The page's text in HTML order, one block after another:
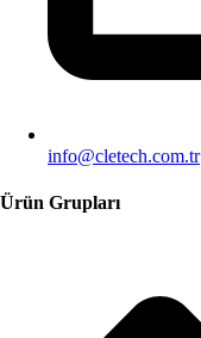
info@cletech.com.tr
Ürün Grupları